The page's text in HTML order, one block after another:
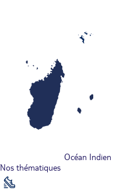
Océan Indien
Nos thématiques